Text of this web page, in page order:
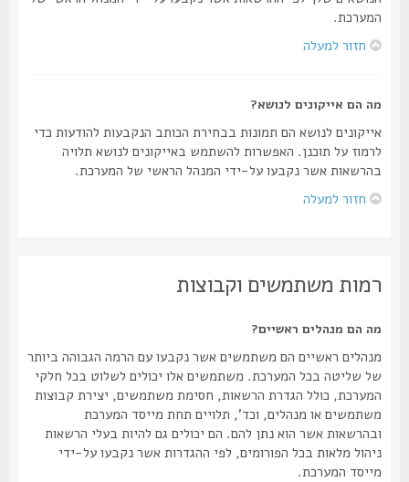
המערכת.
חזור למעלה
מה הם אייקונים לנושא?
אייקונים לנושא הם תמונות בבחירת הכותב הנקבעות להודעות כדי
לרמוז על תוכנן. האפשרות להשתמש באייקונים לנושא תלויה
בהרשאות אשר נקבעו על-ידי המנהל הראשי של המערכת.
חזור למעלה
רמות משתמשים וקבוצות
מה הם מנהלים ראשיים?
מנהלים ראשיים הם משתמשים אשר נקבעו עם הרמה הגבוהה ביותר
של שליטה בכל המערכת. משתמשים אלו יכולים לשלוט בכל חלקי
המערכת, כולל הגדרת הרשאות, חסימת משתמשים, יצירת קבוצות
משתמשים או מנהלים, וכד', תלויים תחת מייסד המערכת
ובהרשאות אשר הוא נתן להם. הם יכולים גם להיות בעלי הרשאות
ניהול מלאות בכל הפורומים, לפי ההגדרות אשר נקבעו על-ידי
מייסד המערכת.